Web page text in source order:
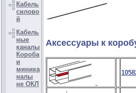
Кабель
силово
й
Кабель
ные
каналы
Короба
и
миника
налы
не ОКЛ
Аксессуары к